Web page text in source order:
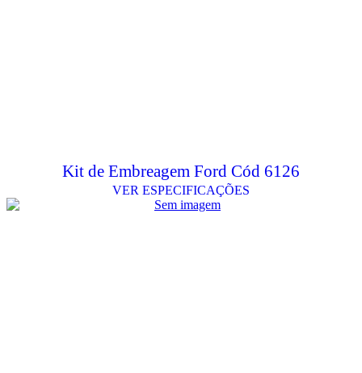
Kit de Embreagem Ford Cód 6126
VER ESPECIFICAÇÕES